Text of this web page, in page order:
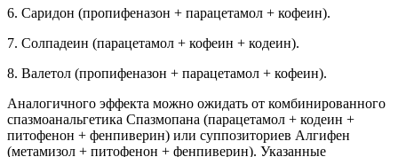
6. Саридон (пропифеназон + парацетамол + кофеин).
7. Солпадеин (парацетамол + кофеин + кодеин).
8. Валетол (пропифеназон + парацетамол + кофеин).
Аналогичного эффекта можно ожидать от комбинированного
спазмоанальгетика Спазмопана (парацетамол + кодеин +
питофенон + фенпиверин) или суппозиториев Алгифен
(метамизол + питофенон + фенпиверин). Указанные